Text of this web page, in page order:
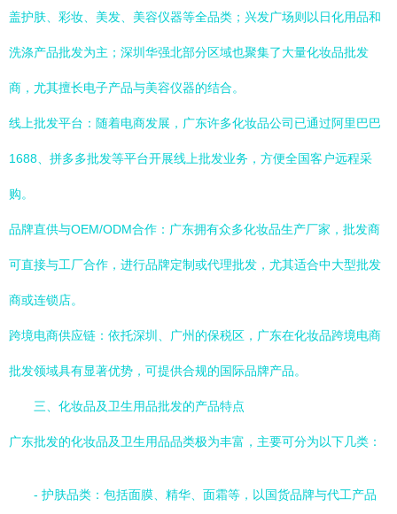
盖护肤、彩妆、美发、美容仪器等全品类；兴发广场则以日化用品和
洗涤产品批发为主；深圳华强北部分区域也聚集了大量化妆品批发
商，尤其擅长电子产品与美容仪器的结合。
线上批发平台：随着电商发展，广东许多化妆品公司已通过阿里巴巴
1688、拼多多批发等平台开展线上批发业务，方便全国客户远程采
购。
品牌直供与OEM/ODM合作：广东拥有众多化妆品生产厂家，批发商
可直接与工厂合作，进行品牌定制或代理批发，尤其适合中大型批发
商或连锁店。
跨境电商供应链：依托深圳、广州的保税区，广东在化妆品跨境电商
批发领域具有显著优势，可提供合规的国际品牌产品。
三、化妆品及卫生用品批发的产品特点
广东批发的化妆品及卫生用品品类极为丰富，主要可分为以下几类：
- 护肤品类：包括面膜、精华、面霜等，以国货品牌与代工产品